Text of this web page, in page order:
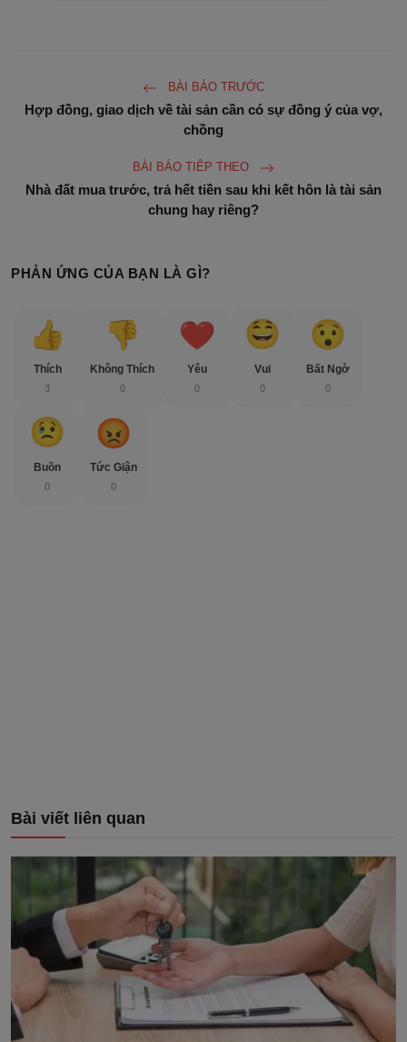
BÀI BÁO TRƯỚC
Hợp đồng, giao dịch về tài sản cần có sự đồng ý của vợ,
chồng
BÀI BÁO TIÊP THEO
Nhà đất mua trước, trả hết tiền sau khi kết hôn là tài sản
chung hay riêng?
PHẢN ỨNG CỦA BẠN LÀ GÌ?
Thích
3
Không Thích
0
Yêu
0
Vui
0
Bất Ngờ
0
Buồn
0
Tức Giận
0
Bài viết liên quan